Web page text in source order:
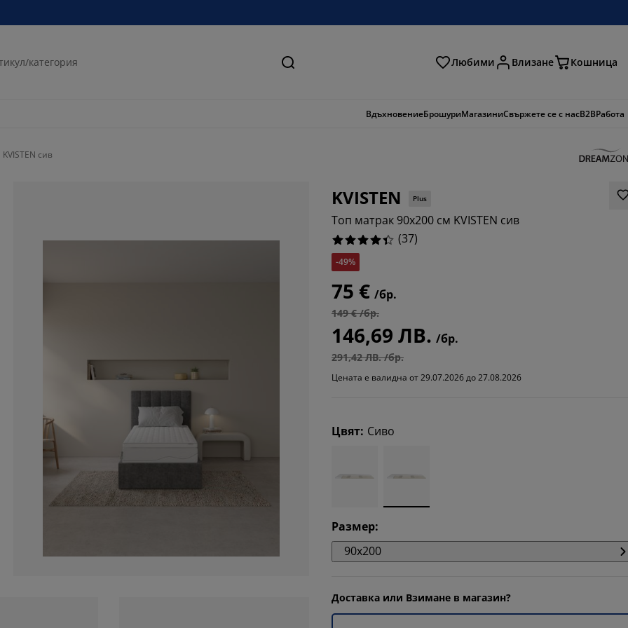
Търсене Любими Влизане Кошница
ВдъхновениеБрошуриМагазиниСвържете се с насB2BРабота
сив
KVISTEN Plus
Топ матрак 90x200 см KVISTEN сив
(37)
-49%
75 € /бр.
149 € /бр.
146,69 ЛВ. /бр.
291,42 ЛВ. /бр.
Цената е валидна от 29.07.2026 до 27.08.2026
Цвят: Сиво
Размер:
90x200
Доставка или Взимане в магазин?
2.7027027027027026%
2.7027027027027026%
8.108108108108109%